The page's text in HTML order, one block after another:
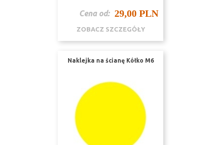
Cena od: 29,00 PLN
ZOBACZ SZCZEGÓŁY
Naklejka na ścianę Kółko M6